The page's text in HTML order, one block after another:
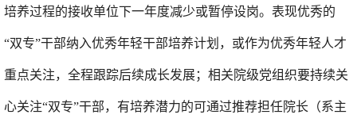
培养过程的接收单位下一年度减少或暂停设岗。 表现优秀的
“双专”干部纳入优秀年轻干部培养计划，或作为优秀年轻人才
重点关注，全程跟踪后续成长发展；相关院级党组织要持续关
心关注“双专”干部，有培养潜力的可通过推荐担任院长（系主